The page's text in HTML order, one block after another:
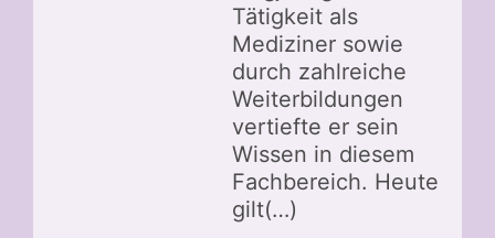
Tätigkeit als
Mediziner sowie
durch zahlreiche
Weiterbildungen
vertiefte er sein
Wissen in diesem
Fachbereich. Heute
gilt(…)